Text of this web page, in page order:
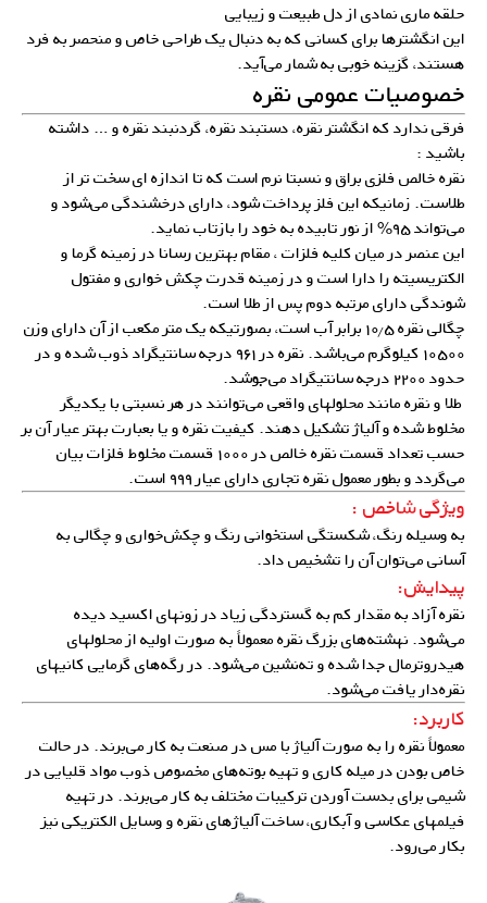
حلقه ماری نمادی از دل طبیعت و زیبایی
این انگشترها برای کسانی که به دنبال یک طراحی خاص و منحصر به فرد
هستند، گزینه خوبی به شمار می‌آید.
خصوصیات عمومی نقره
فرقی ندارد که انگشتر نقره، دستبند نقره، گردنبند نقره و … داشته
باشید :
نقره خالص فلزی براق و نسبتا نرم است که تا اندازه ای سخت تر از
طلاست. زمانیکه این فلز پرداخت شود، دارای درخشندگی می‌شود و
می‌تواند ۹۵% از نور تابیده به خود را بازتاب نماید.
این عنصر در میان کلیه فلزات ، مقام بهترین رسانا در زمینه گرما و
الکتریسیته را دارا است و در زمینه قدرت چکش خواری و مفتول
شوندگی دارای مرتبه دوم پس از طلا است.
چگالی نقره ۱۰٫۵ برابر آب است، بصورتیکه یک متر مکعب از آن دارای وزن
۱۰۵۰۰ کیلوگرم می‌باشد. نقره در ۹۶۱ درجه سانتیگراد ذوب شده و در
حدود ۲۲۰۰ درجه سانتیگراد می‌جوشد.
طلا و نقره مانند محلولهای واقعی می‌توانند در هر نسبتی با یکدیگر
مخلوط شده و آلیاژ تشکیل دهند. کیفیت نقره و یا بعبارت بهتر عیار آن بر
حسب تعداد قسمت نقره خالص در ۱۰۰۰ قسمت مخلوط فلزات بیان
می‌گردد و بطور معمول نقره تجاری دارای عیار ۹۹۹ است.
ویژگی شاخص :
به وسیله رنگ، شکستگی استخوانی رنگ و چکش‌خواری و چگالی به
آسانی می‌توان آن را تشخیص داد.
پیدایش:
نقره آزاد به مقدار کم به گستردگی زیاد در زونهای اکسید دیده
می‌شود. نهشته‌های بزرگ نقره معمولاً به صورت اولیه از محلولهای
هیدروترمال جدا شده و ته‌‌نشین می‌شود. در رگه‌های گرمایی کانیهای
نقره‌دار یافت می‌شود.
کاربرد:
معمولاً نقره را به صورت آلیاژ با مس در صنعت به کار می‌برند. در حالت
خاص بودن در میله کاری و تهیه بوته‌های مخصوص ذوب مواد قلیایی در
شیمی برای بدست آوردن ترکیبات مختلف به کار می‌برند. در تهیه
فیلمهای عکاسی و آبکاری، ساختآلیاژهای نقرهو وسایل الکتریکی نیز
بکار می‌رود.